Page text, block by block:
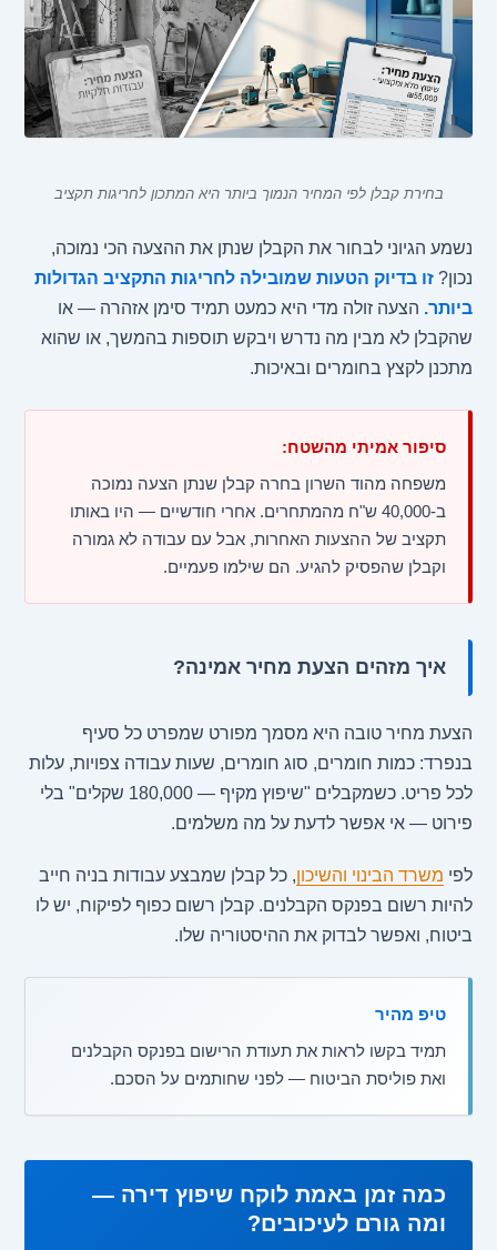
בחירת קבלן לפי המחיר הנמוך ביותר היא המתכון לחריגות תקציב
נשמע הגיוני לבחור את הקבלן שנתן את ההצעה הכי נמוכה,
נכון?זו בדיוק הטעות שמובילה לחריגות התקציב הגדולות
ביותר. הצעה זולה מדי היא כמעט תמיד סימן אזהרה — או
שהקבלן לא מבין מה נדרש ויבקש תוספות בהמשך, או שהוא
מתכנן לקצץ בחומרים ובאיכות.
סיפור אמיתי מהשטח:
משפחה מהוד השרון בחרה קבלן שנתן הצעה נמוכה
ב-40,000 ש"ח מהמתחרים. אחרי חודשיים — היו באותו
תקציב של ההצעות האחרות, אבל עם עבודה לא גמורה
וקבלן שהפסיק להגיע. הם שילמו פעמיים.
איך מזהים הצעת מחיר אמינה?
הצעת מחיר טובה היא מסמך מפורט שמפרט כל סעיף
בנפרד: כמות חומרים, סוג חומרים, שעות עבודה צפויות, עלות
לכל פריט. כשמקבלים "שיפוץ מקיף — 180,000 שקלים" בלי
פירוט — אי אפשר לדעת על מה משלמים.
לפי משרד הבינוי והשיכון, כל קבלן שמבצע עבודות בניה חייב
להיות רשום בפנקס הקבלנים. קבלן רשום כפוף לפיקוח, יש לו
ביטוח, ואפשר לבדוק את ההיסטוריה שלו.
טיפ מהיר
תמיד בקשו לראות את תעודת הרישום בפנקס הקבלנים
ואת פוליסת הביטוח — לפני שחותמים על הסכם.
כמה זמן באמת לוקח שיפוץ דירה —
ומה גורם לעיכובים?